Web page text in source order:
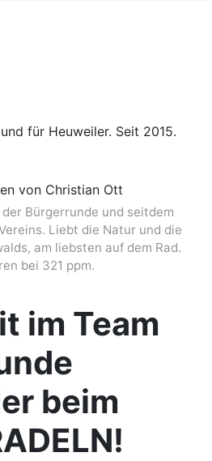
für Heuweiler. Seit 2015.
von Christian Ott
Bürgerrunde und seitdem
Liebt die Natur und die
am liebsten auf dem Rad.
bei 321 ppm.
im Team
beim